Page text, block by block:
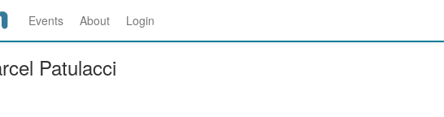
Events About Login
Patulacci